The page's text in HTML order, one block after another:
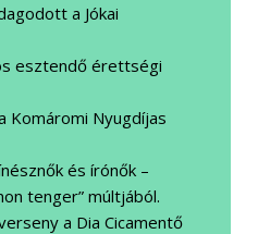
a Jókai
esztendő érettségi
Komáromi Nyugdíjas
és írónők –
tenger” múltjából.
a Dia Cicamentő